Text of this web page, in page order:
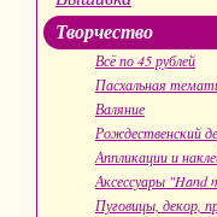
Творчество
Всё по 45 рублей
Пасхальная
Валяние
Рождественский
Аппликации и
Аксессуары "Hand
Пуговицы, декор,